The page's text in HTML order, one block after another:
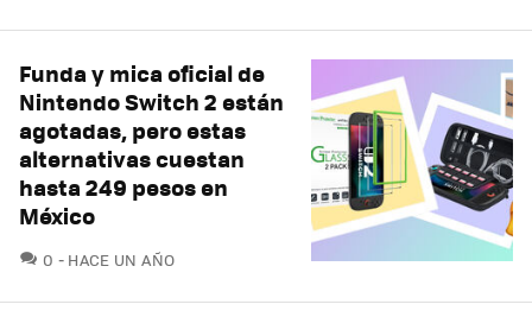
Funda y mica oficial de
Nintendo Switch 2 están
agotadas, pero estas
alternativas cuestan
hasta 249 pesos en
México
0 COMENTARIOS
HACE UN AÑO